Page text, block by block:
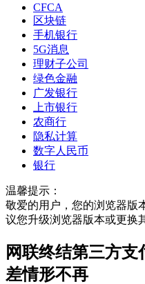
CFCA
区块链
手机银行
5G消息
理财子公司
绿色金融
广发银行
上市银行
农商行
隐私计算
数字人民币
银行
温馨提示：
敬爱的用户，您的浏览器版
议您升级浏览器版本或更换
网联终结第三方支
差情形不再